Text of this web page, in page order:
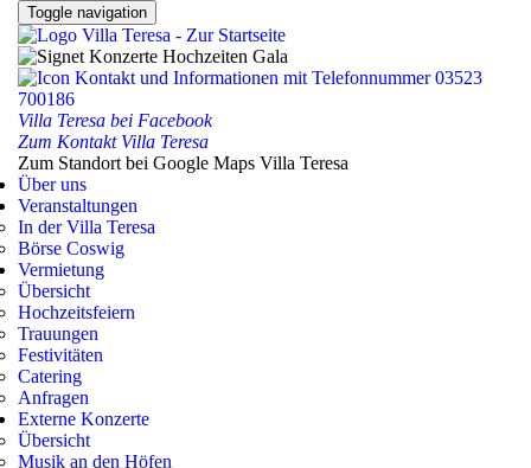
Toggle navigation
Villa Teresa bei Facebook
Zum Kontakt Villa Teresa
Zum Standort bei Google Maps Villa Teresa
Über uns
Veranstaltungen
In der Villa Teresa
Börse Coswig
Vermietung
Übersicht
Hochzeitsfeiern
Trauungen
Festivitäten
Catering
Anfragen
Externe Konzerte
Übersicht
Musik an den Höfen